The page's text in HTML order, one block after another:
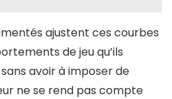
ajustent ces courbes
de jeu qu’ils
avoir à imposer de
ne se rend pas compte